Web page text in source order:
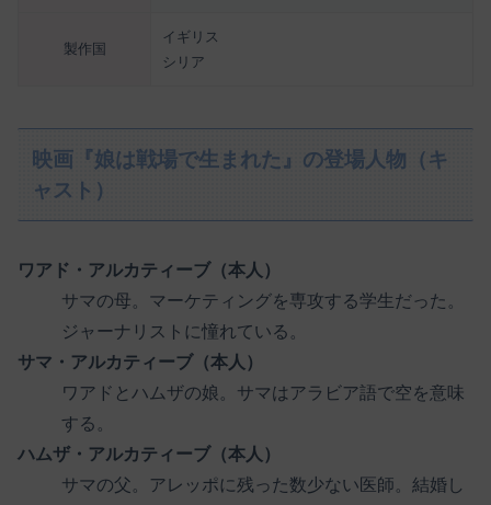
製作国
イギリス
シリア
映画『娘は戦場で生まれた』の登場人物（キ
ャスト）
ワアド・アルカティーブ（本人）
サマの母。マーケティングを専攻する学生だった。
ジャーナリストに憧れている。
サマ・アルカティーブ（本人）
ワアドとハムザの娘。サマはアラビア語で空を意味
する。
ハムザ・アルカティーブ（本人）
サマの父。アレッポに残った数少ない医師。結婚し